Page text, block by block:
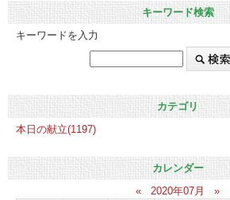
キーワード検索
キーワードを入力
カテゴリ
本日の献立(1197)
カレンダー
«
2020年07月
»